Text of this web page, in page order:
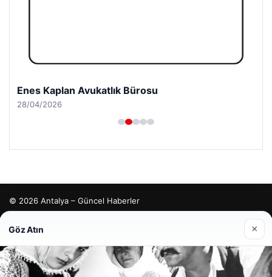
Enes Kaplan Avukatlık Bürosu
28/04/2026
© 2026 Antalya – Güncel Haberler
Göz Atın ×